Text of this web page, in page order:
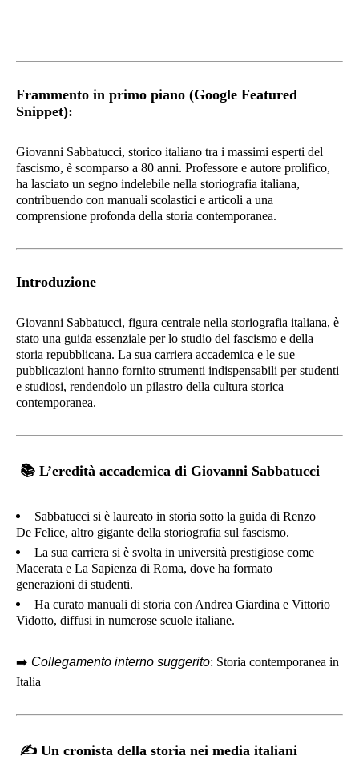
Frammento in primo piano (Google Featured
Snippet):
Giovanni Sabbatucci, storico italiano tra i massimi esperti del
fascismo, è scomparso a 80 anni. Professore e autore prolifico,
ha lasciato un segno indelebile nella storiografia italiana,
contribuendo con manuali scolastici e articoli a una
comprensione profonda della storia contemporanea.
Introduzione
Giovanni Sabbatucci, figura centrale nella storiografia italiana, è
stato una guida essenziale per lo studio del fascismo e della
storia repubblicana. La sua carriera accademica e le sue
pubblicazioni hanno fornito strumenti indispensabili per studenti
e studiosi, rendendolo un pilastro della cultura storica
contemporanea.
📚 L’eredità accademica di Giovanni Sabbatucci
Sabbatucci si è laureato in storia sotto la guida di Renzo
De Felice, altro gigante della storiografia sul fascismo.
La sua carriera si è svolta in università prestigiose come
Macerata e La Sapienza di Roma, dove ha formato
generazioni di studenti.
Ha curato manuali di storia con Andrea Giardina e Vittorio
Vidotto, diffusi in numerose scuole italiane.
➡️ Collegamento interno suggerito: Storia contemporanea in
Italia
✍️ Un cronista della storia nei media italiani